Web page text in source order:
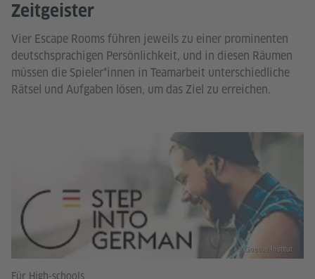
Zeitgeister
Vier Escape Rooms führen jeweils zu einer prominenten
deutschsprachigen Persönlichkeit, und in diesen Räumen
müssen die Spieler*innen in Teamarbeit unterschiedliche
Rätsel und Aufgaben lösen, um das Ziel zu erreichen.
Für High-schools
© Goethe-Institut